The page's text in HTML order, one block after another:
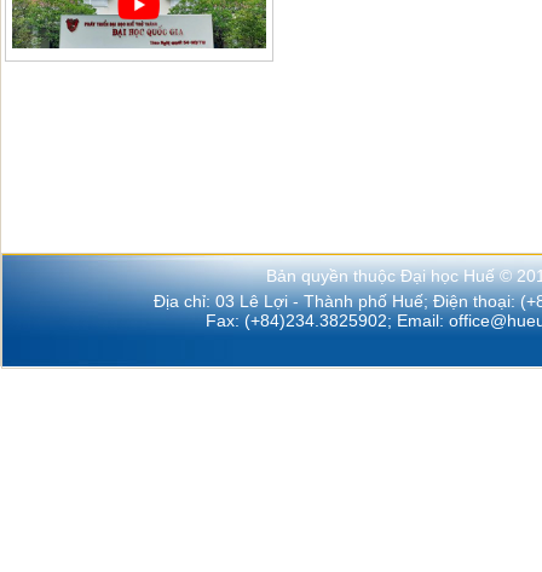
Bản quyền thuộc Đại học Huế ©
Địa chỉ: 03 Lê Lợi - Thành phố Huế; Điện thoại:
Fax: (+84)234.3825902; Email: